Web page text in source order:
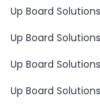
Up Board
Up Board
Up Board
Up Board